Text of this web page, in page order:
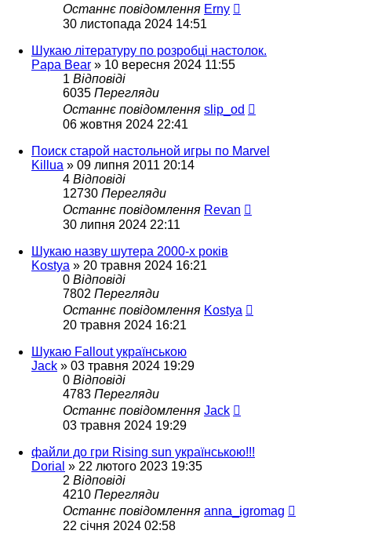
Останнє повідомлення Erny
30 листопада 2024 14:51
Шукаю літературу по розробці настолок.
Papa Bear » 10 вересня 2024 11:55
1 Відповіді
6035 Перегляди
Останнє повідомлення slip_od
06 жовтня 2024 22:41
Поиск старой настольной игры по Marvel
Killua » 09 липня 2011 20:14
4 Відповіді
12730 Перегляди
Останнє повідомлення Revan
30 липня 2024 22:11
Шукаю назву шутера 2000-х років
Kostya » 20 травня 2024 16:21
0 Відповіді
7802 Перегляди
Останнє повідомлення Kostya
20 травня 2024 16:21
Шукаю Fallout українською
Jack » 03 травня 2024 19:29
0 Відповіді
4783 Перегляди
Останнє повідомлення Jack
03 травня 2024 19:29
файли до гри Rising sun українською!!!
Dorial » 22 лютого 2023 19:35
2 Відповіді
4210 Перегляди
Останнє повідомлення anna_igromag
22 січня 2024 02:58